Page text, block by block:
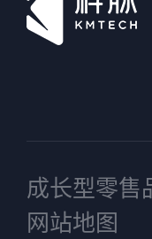
成长型零售
网站地图